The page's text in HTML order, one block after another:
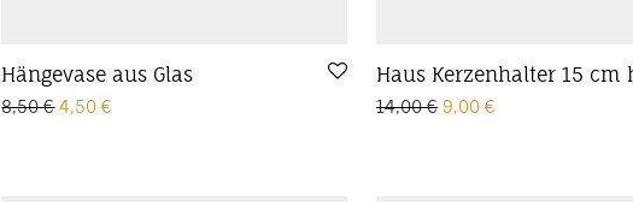
Hängevase aus Glas
8,50€ Ursprünglicher Preis war: 8,50 €
4,50€
Haus Kerzenhalter 15 cm
14,00€ Ursprünglicher Preis
9,00 €Aktueller Preis